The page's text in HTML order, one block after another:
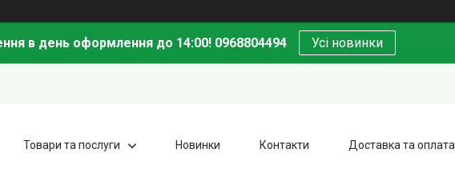
в день оформлення до 14:00! 0968804494 Усі новинки
Товари та послуги Новинки Контакти Доставка та оплата